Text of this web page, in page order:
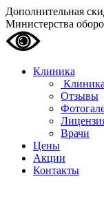
Дополнительная
Министерства
Клиника
Клиника
Отзывы
Врачи
Цены
Акции
Контакты